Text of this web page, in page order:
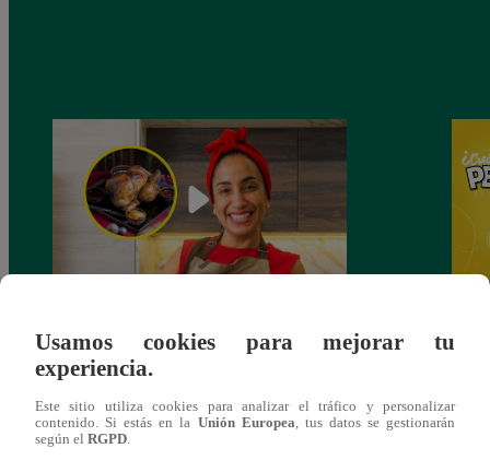
antes de Navidad?
Usamos cookies para mejorar tu
experiencia.
Este sitio utiliza cookies para analizar el tráfico y personalizar
contenido. Si estás en la Unión Europea , tus datos se gestionarán
según el RGPD